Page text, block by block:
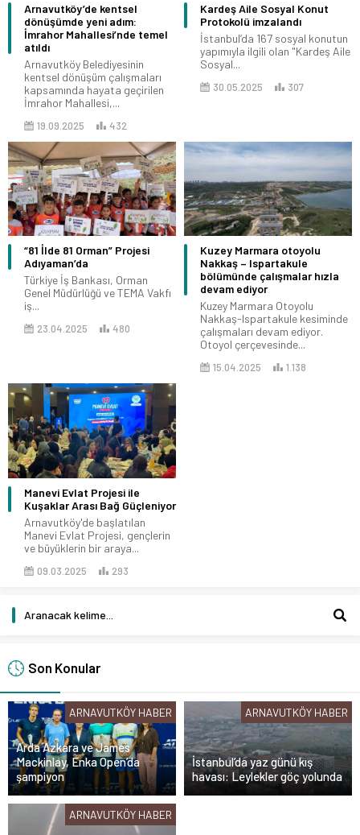
Arnavutköy’de kentsel
dönüşümde yeni adım:
İmrahor Mahallesi’nde temel
atıldı
Arnavutköy Belediyesinin
kentsel dönüşüm çalışmaları
kapsamında hayata geçirilen
İmrahor Mahallesi,...
19.09.2025 432
Kardeş Aile Sosyal Konut
Protokolü imzalandı
İstanbul’da 167 sosyal konutun
yapımıyla ilgili olan "Kardeş Aile
Sosyal...
30.05.2025 307
“81 İlde 81 Orman” Projesi
Adıyaman’da
Türkiye İş Bankası, Orman
Genel Müdürlüğü ve TEMA Vakfı
iş...
23.04.2025 480
Kuzey Marmara otoyolu
Nakkaş – Ispartakule
bölümünde çalışmalar hızla
devam ediyor
Kuzey Marmara Otoyolu
Nakkaş-Ispartakule kesiminde
çalışmaları devam ediyor.
Otoyol çerçevesinde...
15.04.2025 1.138
Manevi Evlat Projesi ile
Kuşaklar Arası Bağ Güçleniyor
Arnavutköy'de başlatılan
Manevi Evlat Projesi, gençlerin
ve büyüklerin bir araya...
09.03.2025 293
Son Konular
ARNAVUTKÖY HABER
Arda Azkara ve James
Mackinlay, Enka Open’da
şampiyon
ARNAVUTKÖY HABER
İstanbul’da yaz günü kış
havası: Leylekler göç yolunda
ARNAVUTKÖY HABER